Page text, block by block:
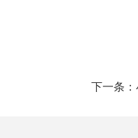
下一条